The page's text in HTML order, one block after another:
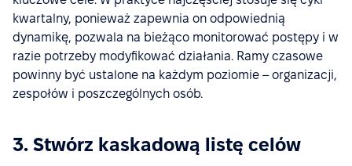
kwartalny, ponieważ zapewnia on odpowiednią
dynamikę, pozwala na bieżąco monitorować postępy i w
razie potrzeby modyfikować działania. Ramy czasowe
powinny być ustalone na każdym poziomie – organizacji,
zespołów i poszczególnych osób.
3. Stwórz kaskadową listę celów